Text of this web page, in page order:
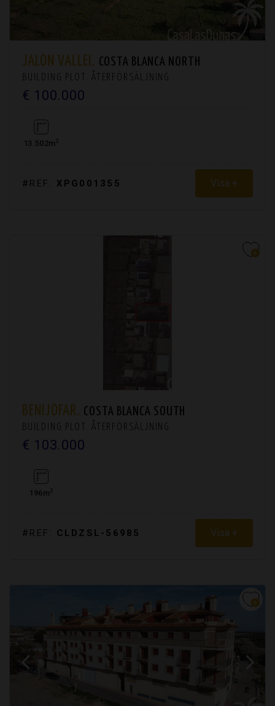
JALÓN VALLEI. COSTA BLANCA NORTH
BUILDING PLOT. ÅTERFÖRSÄLJNING
€ 100.000
13.502m2
#REF: XPG001355 Visa +
BENIJÓFAR. COSTA BLANCA SOUTH
BUILDING PLOT. ÅTERFÖRSÄLJNING
€ 103.000
196m2
#REF: CLDZSL-56985 Visa +